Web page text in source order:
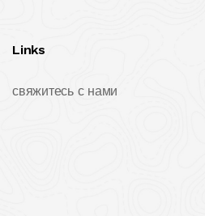
Links
свяжитесь с нами